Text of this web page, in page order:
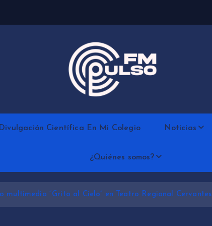
Divulgación Científica En Mi Colegio Noticias
¿Quiénes somos?
“Grito al Cielo” en Teatro Regional Cervantes